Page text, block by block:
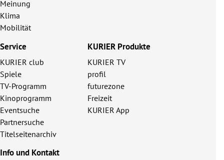
Meinung
Klima
Mobilität
Service
KURIER club
Spiele
TV-Programm
Kinoprogramm
Eventsuche
Partnersuche
Titelseitenarchiv
KURIER Produkte
KURIER TV
profil
futurezone
Freizeit
KURIER App
Info und Kontakt